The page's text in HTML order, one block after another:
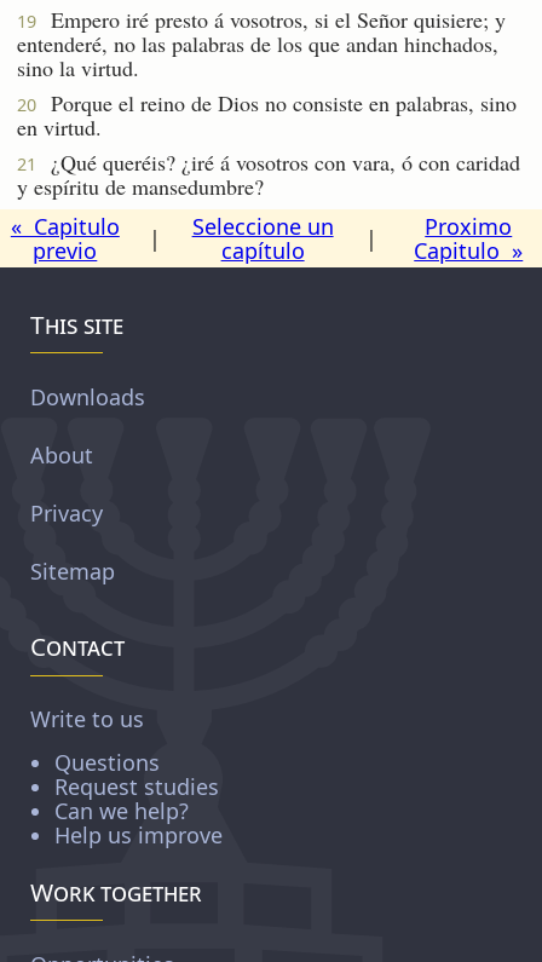
19
Empero iré presto á vosotros, si el Señor quisiere; y
entenderé, no las palabras de los que andan hinchados,
sino la virtud.
20
Porque el reino de Dios no consiste en palabras, sino
en virtud.
21
¿Qué queréis? ¿iré á vosotros con vara, ó con caridad
y espíritu de mansedumbre?
« Capitulo
previo
|
Seleccione un
capítulo
|
Proximo
Capitulo »
This site
Downloads
About
Privacy
Sitemap
Contact
Write to us
Questions
Request studies
Can we help?
Help us improve
Work together